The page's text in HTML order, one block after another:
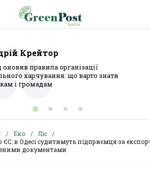
Крейтор
оновив правила організації
харчування: що варто знати
і громадам
Еко
Ліс
ЄС: в Одесі судитимуть підприємця за
документами